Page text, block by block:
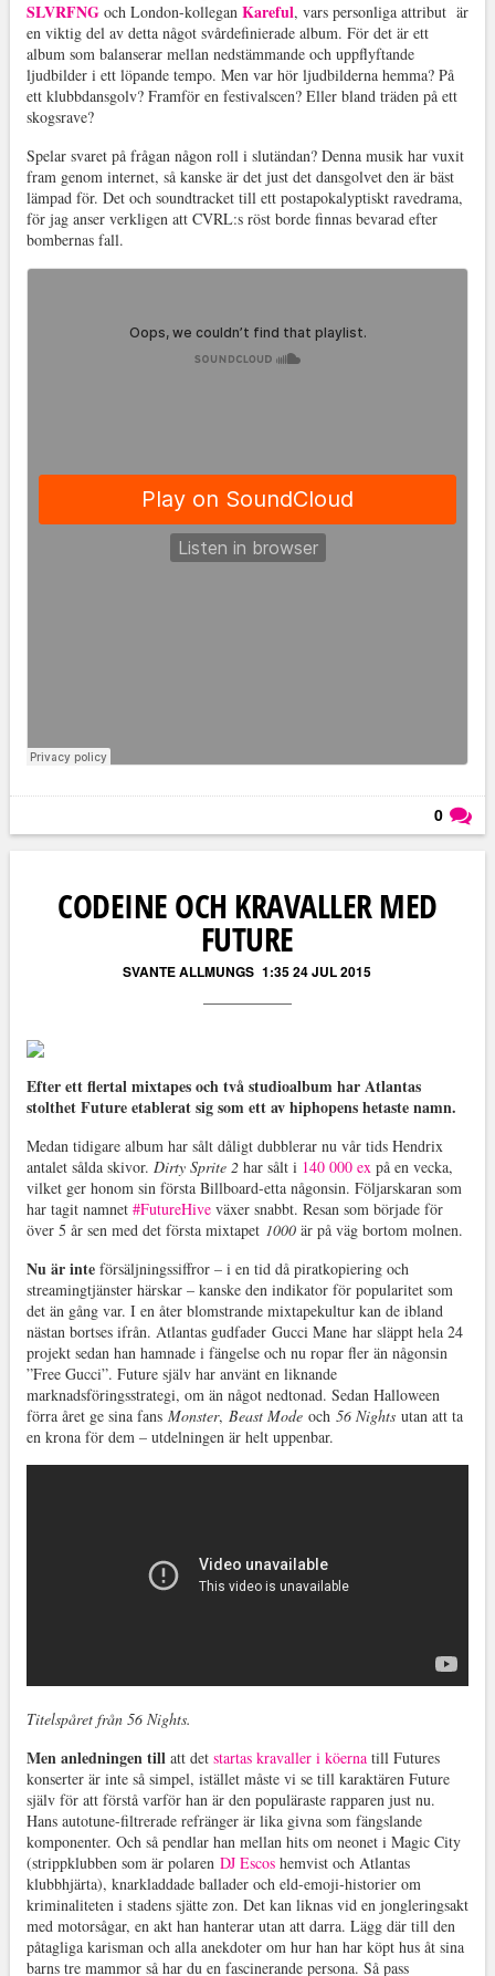
SLVRFNGoch London-kollegan Kareful, vars personliga attribut är
en viktig del av detta något svårdefinierade album. För det är ett
album som balanserar mellan nedstämmande och uppflyftande
ljudbilder i ett löpande tempo. Men var hör ljudbilderna hemma? På
ett klubbdansgolv? Framför en festivalscen? Eller bland träden på ett
skogsrave?
Spelar svaret på frågan någon roll i slutändan? Denna musik har vuxit
fram genom internet, så kanske är det just det dansgolvet den är bäst
lämpad för. Det och soundtracket till ett postapokalyptiskt ravedrama,
för jag anser verkligen att CVRL:s röst borde finnas bevarad efter
bombernas fall.
0
CODEINE OCH KRAVALLER MED
FUTURE
SVANTE ALLMUNGS 1:35 24 JUL 2015
Efter ett flertal mixtapes och två studioalbum har Atlantas
stolthet Future etablerat sig som ett av hiphopens hetaste namn.
Medan tidigare album har sålt dåligt dubblerar nu vår tids Hendrix
antalet sålda skivor. Dirty Sprite 2 har sålt i 140 000 ex på en vecka,
vilket ger honom sin första Billboard-etta någonsin. Följarskaran som
har tagit namnet #FutureHiveväxer snabbt. Resan som började för
över 5 år sen med det första mixtapet 1000är på väg bortom molnen.
Nu är inteförsäljningssiffror – i en tid då piratkopiering och
streamingtjänster härskar – kanske den indikator för popularitet som
det än gång var. I en åter blomstrande mixtapekultur kan de ibland
nästan bortses ifrån. Atlantas gudfader Gucci Mane har släppt hela 24
projekt sedan han hamnade i fängelse och nu ropar fler än någonsin
”Free Gucci”. Future själv har använt en liknande
marknadsföringsstrategi, om än något nedtonad. Sedan Halloween
förra året ge sina fans Monster, Beast Modeoch 56 Nightsutan att ta
en krona för dem – utdelningen är helt uppenbar.
Titelspåret från 56 Nights.
Men anledningen till att det startas kravaller i köernatill Futures
konserter är inte så simpel, istället måste vi se till karaktären Future
själv för att förstå varför han är den populäraste rapparen just nu.
Hans autotune-filtrerade refränger är lika givna som fängslande
komponenter. Och så pendlar han mellan hits om neonet i Magic City
(strippklubben som är polaren DJ Escoshemvist och Atlantas
klubbhjärta), knarkladdade ballader och eld-emoji-historier om
kriminaliteten i stadens sjätte zon. Det kan liknas vid en jongleringsakt
med motorsågar, en akt han hanterar utan att darra. Lägg där till den
påtagliga karisman och alla anekdoter om hur han har köpt hus åt sina
barns tre mammor så har du en fascinerande persona. Så pass